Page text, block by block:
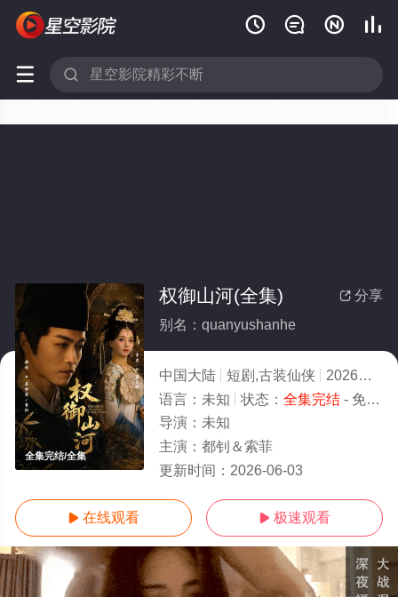
   
 
全集完结/全集
 分享
权御山河(全集)
别名：quanyushanhe
中国大陆 短剧,古装仙侠 2026
5.0
语言： 未知 状态： 全集完结- 免费在线观看
导演： 未知
主演： 都钊＆索菲
更新时间： 2026-06-03
 在线观看  极速观看